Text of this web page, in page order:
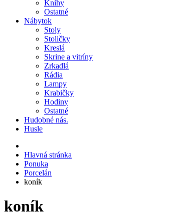
Knihy
Ostatné
Nábytok
Stoly
Stoličky
Kreslá
Skrine a vitríny
Zrkadlá
Rádia
Lampy
Krabičky
Hodiny
Ostatné
Hudobné nás.
Husle
Hlavná stránka
Ponuka
Porcelán
koník
koník